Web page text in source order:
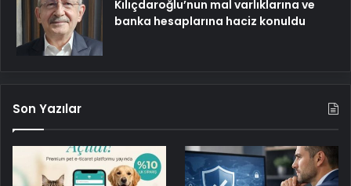
Kılıçdaroğlu’nun mal varlıklarına ve
banka hesaplarına haciz konuldu
Son Yazılar